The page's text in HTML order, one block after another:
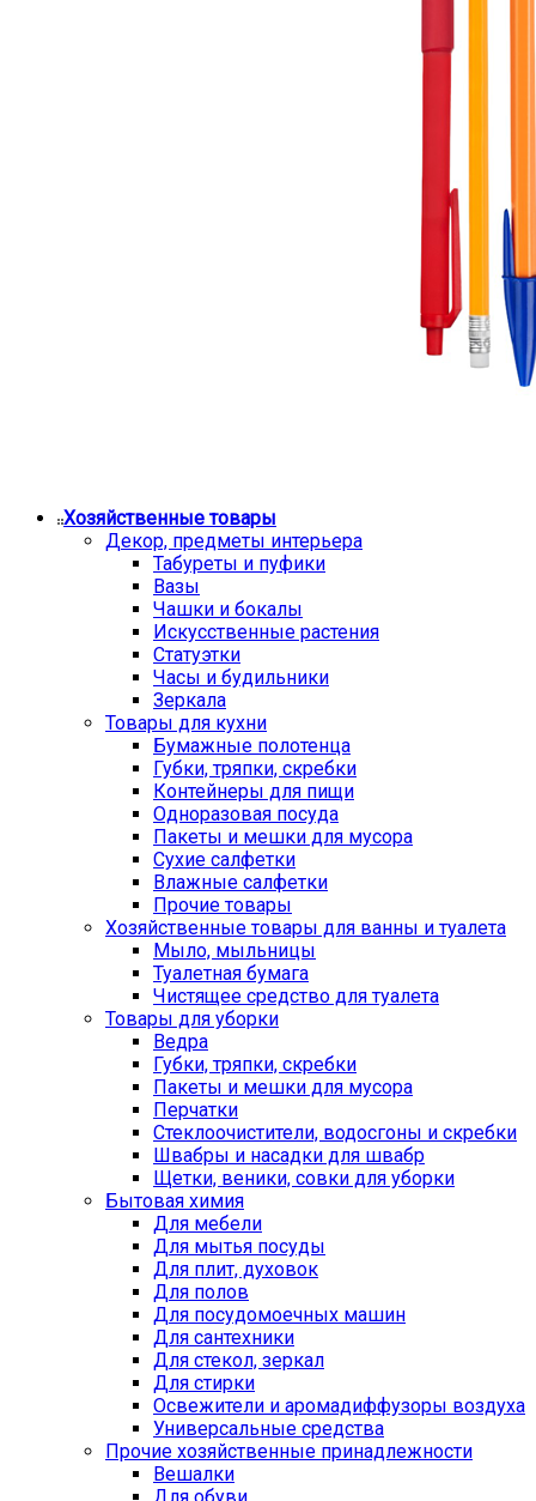
Хозяйственные товары
Декор, предметы интерьера
Табуреты и пуфики
Вазы
Чашки и бокалы
Искусственные растения
Статуэтки
Часы и будильники
Зеркала
Товары для кухни
Бумажные полотенца
Губки, тряпки, скребки
Контейнеры для пищи
Одноразовая посуда
Пакеты и мешки для мусора
Сухие салфетки
Влажные салфетки
Прочие товары
Хозяйственные товары для ванны и туалета
Мыло, мыльницы
Туалетная бумага
Чистящее средство для туалета
Товары для уборки
Ведра
Губки, тряпки, скребки
Пакеты и мешки для мусора
Перчатки
Стеклоочистители, водосгоны и скребки
Швабры и насадки для швабр
Щетки, веники, совки для уборки
Бытовая химия
Для мебели
Для мытья посуды
Для плит, духовок
Для полов
Для посудомоечных машин
Для сантехники
Для стекол, зеркал
Для стирки
Освежители и аромадиффузоры воздуха
Универсальные средства
Прочие хозяйственные принадлежности
Вешалки